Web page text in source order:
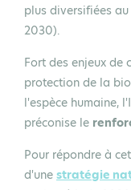
plus diversifiées
2030).
Fort des enjeux de
protection de la
l'espèce humaine,
préconise le
Pour répondre à
d'une stratégie